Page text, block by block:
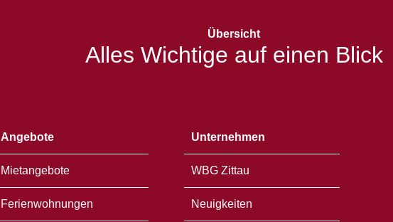
Übersicht
Alles Wichtige auf einen Blick
Angebote
Mietangebote
Ferienwohnungen
Unternehmen
WBG Zittau
Neuigkeiten